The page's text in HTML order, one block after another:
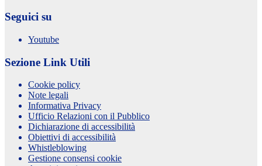
Seguici su
Youtube
Sezione Link Utili
Cookie policy
Note legali
Informativa Privacy
Ufficio Relazioni con il Pubblico
Dichiarazione di accessibilità
Obiettivi di accessibilità
Whistleblowing
Gestione consensi cookie